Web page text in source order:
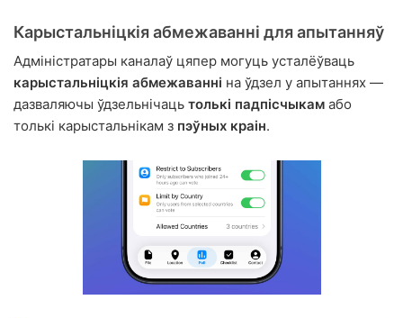
Карыстальніцкія абмежаванні для апытанняў
Адміністратары каналаў цяпер могуць усталёўваць
карыстальніцкія абмежаванні на ўдзел у апытаннях —
дазваляючы ўдзельнічаць толькі падпісчыкам або
толькі карыстальнікам з пэўных краін.